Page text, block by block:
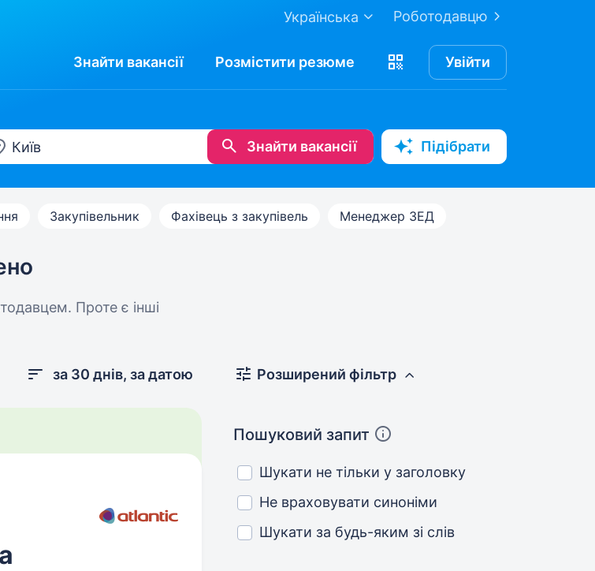
Роботодавцю
Українська
Знайти вакансії Розмістити резюме Увійти
Знайти вакансії Підібрати
Закупівельник Фахівець з закупівель Менеджер ЗЕД
Проте є інші
за 30 днів, за датою Розширений фільтр
Пошуковий запит
Шукати не тільки у заголовку
Не враховувати синоніми
Шукати за будь-яким зі слів